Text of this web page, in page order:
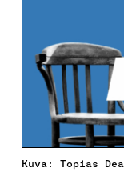
Kuva: Topias